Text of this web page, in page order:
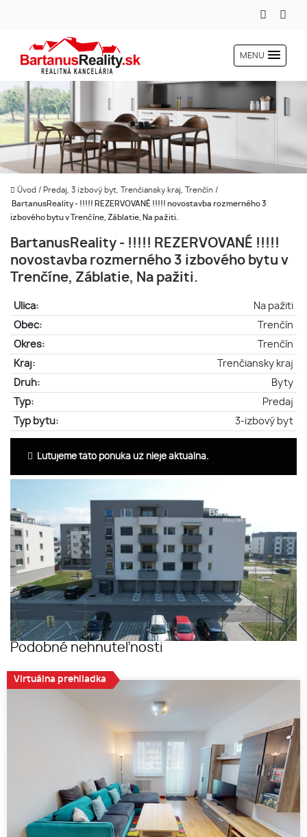
MENU
Úvod / Predaj, 3 izbový byt, Trenčiansky kraj, Trenčín /
BartanusReality - !!!!! REZERVOVANÉ !!!!! novostavba rozmerného 3
izbového bytu v Trenčíne, Záblatie, Na pažiti.
BartanusReality - !!!!! REZERVOVANÉ !!!!!
novostavba rozmerného 3 izbového bytu v
Trenčíne, Záblatie, Na pažiti.
Ulica:
Na pažiti
Obec:
Trenčín
Okres:
Trenčín
Kraj:
Trenčiansky kraj
Druh:
Byty
Typ:
Predaj
Typ bytu:
3-izbový byt
Ľutujeme táto ponuka už nieje aktuálna.
Podobné nehnuteľnosti
Virtuálna prehliadka